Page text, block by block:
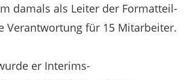
damals als Leiter der Formatteil-
Verantwortung für 15 Mitarbeiter.
er Interims-